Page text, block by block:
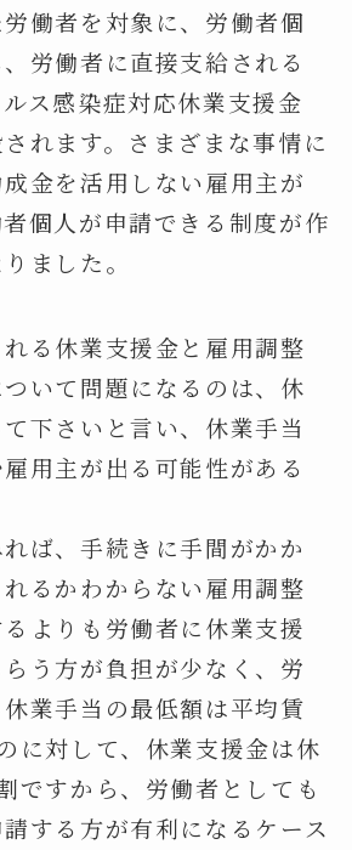
働者を対象に、労働者個
労働者に直接支給される
ス感染症対応休業支援金
されます。さまざまな事情に
金を活用しない雇用主が
個人が申請できる制度が作
ました。
る休業支援金と雇用調整
いて問題になるのは、休
下さいと言い、休業手当
用主が出る可能性がある
ば、手続きに手間がかか
るかわからない雇用調整
よりも労働者に休業支援
う方が負担が少なく、労
業手当の最低額は平均賃
に対して、休業支援金は休
ですから、労働者としても
する方が有利になるケース